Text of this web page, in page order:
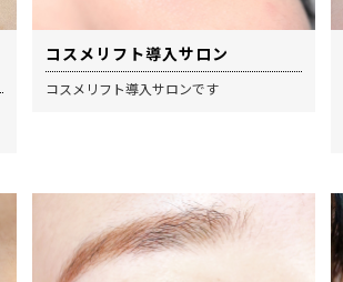
コスメリフト導入サロン
コスメリフト導入サロンです